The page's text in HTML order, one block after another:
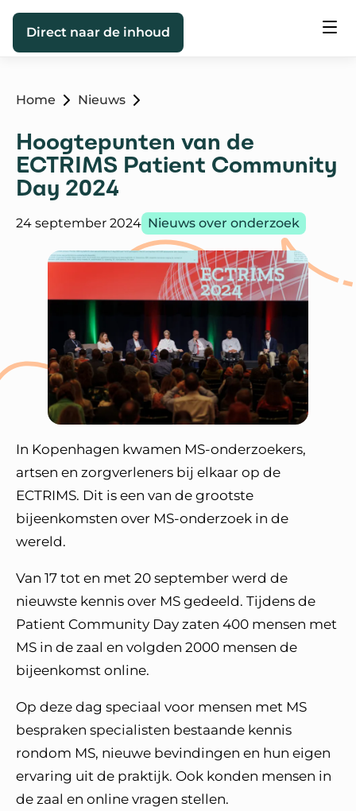
Direct naar de inhoud
Home Nieuws
Hoogtepunten van de
ECTRIMS Patient Community
Day 2024
Gepubliceerd op:
24 september 2024 Categorie:
Nieuws over onderzoek
In Kopenhagen kwamen MS-onderzoekers,
artsen en zorgverleners bij elkaar op de
ECTRIMS. Dit is een van de grootste
bijeenkomsten over MS-onderzoek in de
wereld.
Van 17 tot en met 20 september werd de
nieuwste kennis over MS gedeeld. Tijdens de
Patient Community Day zaten 400 mensen met
MS in de zaal en volgden 2000 mensen de
bijeenkomst online.
Op deze dag speciaal voor mensen met MS
bespraken specialisten bestaande kennis
rondom MS, nieuwe bevindingen en hun eigen
ervaring uit de praktijk. Ook konden mensen in
de zaal en online vragen stellen.